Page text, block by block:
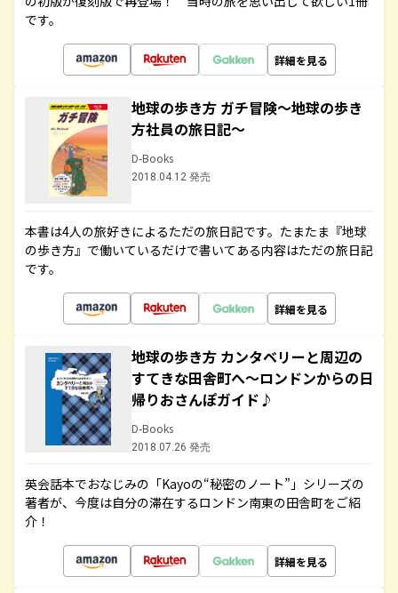
です。
詳細を見る
地球の歩き方 ガチ冒険～地球の歩き
方社員の旅日記～
D-Books
2018.04.12 発売
本書は4人の旅好きによるただの旅日記です。たまたま『地球
の歩き方』で働いているだけで書いてある内容はただの旅日記
です。
詳細を見る
地球の歩き方 カンタベリーと周辺の
すてきな田舎町へ～ロンドンからの日
帰りおさんぽガイド♪
D-Books
2018.07.26 発売
英会話本でおなじみの「Kayoの“秘密のノート”」シリーズの
著者が、今度は自分の滞在するロンドン南東の田舎町をご紹
介！
詳細を見る